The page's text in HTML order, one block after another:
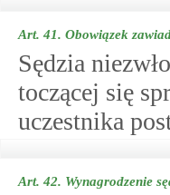
Art. 41. Obowiązek
Sędzia
toczącej się
uczestnika
Art. 42. Wynagrodzenie